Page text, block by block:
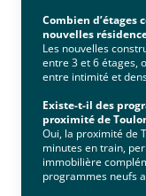
Combien d’étages
nouvelles
Les nouvelles
entre 3 et 6 étages,
entre intimité et
Existe-t-il des
proximité de
Oui, la proximité de
minutes en train,
immobilière
programmes neufs